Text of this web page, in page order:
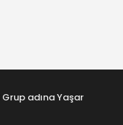
adına Yaşar